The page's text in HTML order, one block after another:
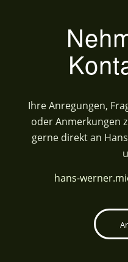
Ihre Anregungen,
oder Anmerkungen
gerne direkt an
hans-